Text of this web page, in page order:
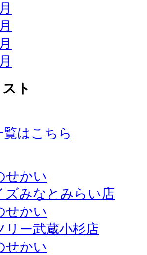
ト
はこちら
せかい
ズみなとみらい店
せかい
リー武蔵小杉店
せかい